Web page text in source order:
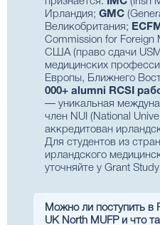
Ирландия; GMC
Великобритания;
Commission for
США (право сдачи
медицинских
Европы, Ближнего
000+ alumni RCSI
— уникальная
член NUI (National
аккредитован
Для студентов из
ирландского
уточняйте у Grant
Можно ли поступить в
UK North MUFP и что